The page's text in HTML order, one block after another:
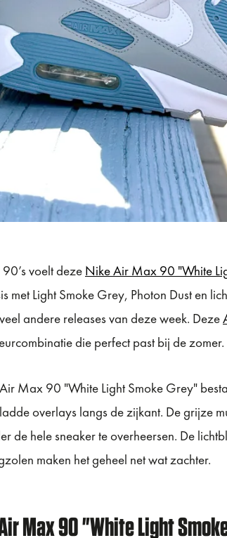
voelt deze Nike Air Max 90 "White
met Light Smoke Grey, Photon Dust en
andere releases van deze week. Deze
die perfect past bij de zomer.
Max 90 "White Light Smoke Grey"
overlays langs de zijkant. De grijze
de hele sneaker te overheersen. De
maken het geheel net wat zachter.
Max 90 "White Light